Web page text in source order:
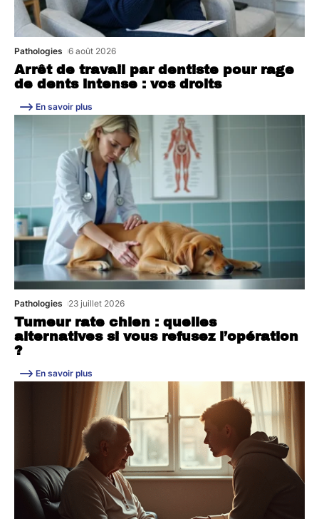
Arrêt de travail par dentiste pour rage
de dents intense : vos droits
Pathologies 6 août 2026
En savoir plus
Tumeur rate chien : quelles
alternatives si vous refusez l’opération
?
Pathologies 23 juillet 2026
En savoir plus